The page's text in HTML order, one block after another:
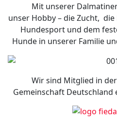
Mit unserer
unser Hobby – die Zucht,
Hundesport und dem
Hunde in unserer Familie
Wir sind Mitglied in
Gemeinschaft Deutschland